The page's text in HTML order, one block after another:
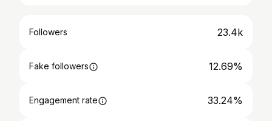
Followers 23.4k
Fake followers 12.69%
Engagement rate 33.24%